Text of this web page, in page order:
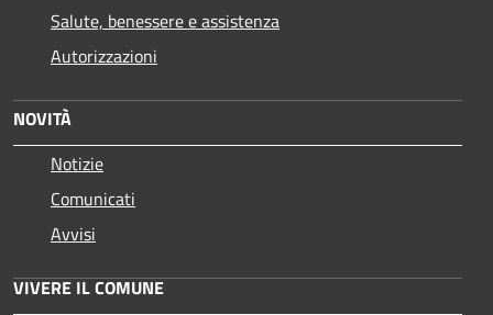
Salute, benessere e assistenza
Autorizzazioni
NOVITÀ
Notizie
Comunicati
Avvisi
VIVERE IL COMUNE